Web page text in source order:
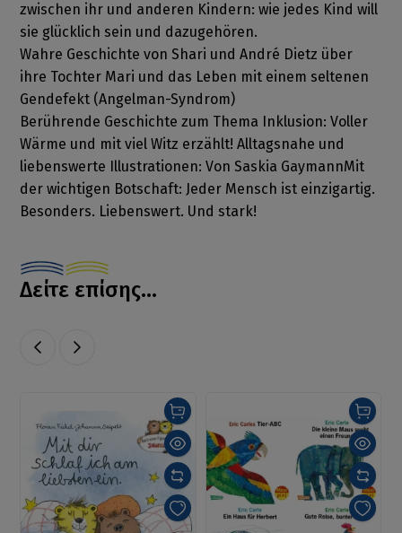
zwischen ihr und anderen Kindern: wie jedes Kind will
sie glücklich sein und dazugehören.
Wahre Geschichte von Shari und André Dietz über
ihre Tochter Mari und das Leben mit einem seltenen
Gendefekt (Angelman-Syndrom)
Berührende Geschichte zum Thema Inklusion: Voller
Wärme und mit viel Witz erzählt! Alltagsnahe und
liebenswerte Illustrationen: Von Saskia GaymannMit
der wichtigen Botschaft: Jeder Mensch ist einzigartig.
Besonders. Liebenswert. Und stark!
Δείτε επίσης...